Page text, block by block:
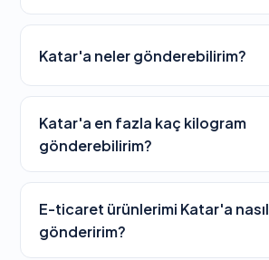
Katar'a neler gönderebilirim?
Katar'a en fazla kaç kilogram
gönderebilirim?
E-ticaret ürünlerimi Katar'a nasıl
gönderirim?